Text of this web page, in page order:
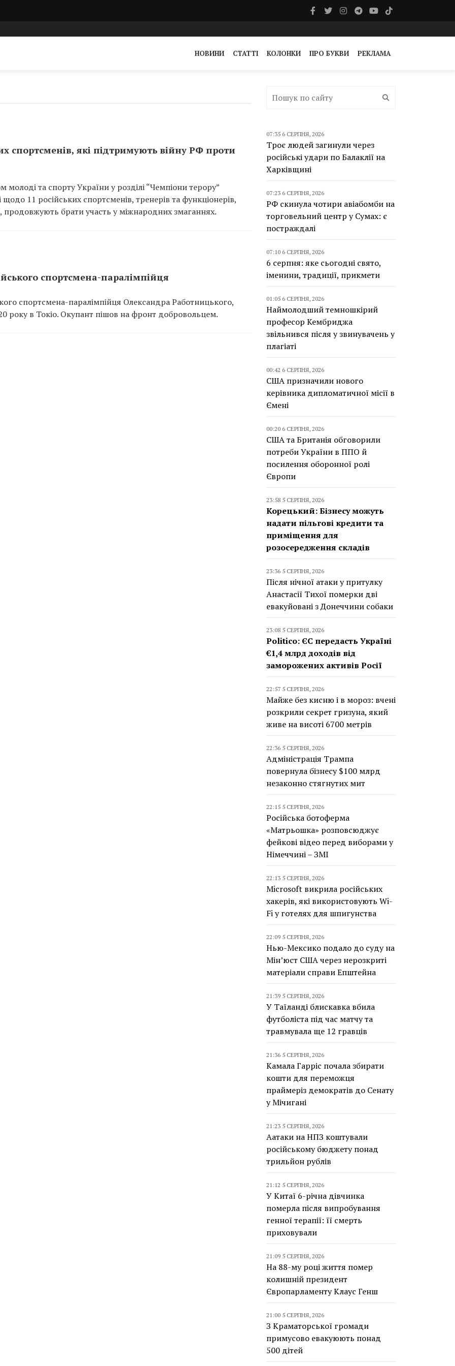
НОВИНИ СТАТТІ КОЛОНКИ ПРО БУКВИ РЕКЛАМА
спортсменів, які підтримують війну РФ проти
молоді та спорту України у розділі “Чемпіони терору”
11 російських спортсменів, тренерів та функціонерів,
продовжують брати участь у міжнародних змаганнях.
спортсмена-паралімпійця
спортсмена-паралімпійця Олександра Работницького,
року в Токіо. Окупант пішов на фронт добровольцем.
07:35 6 СЕРПНЯ, 2026
Троє людей загинули через
російські удари по Балаклії на
Харківщині
07:23 6 СЕРПНЯ, 2026
РФ скинула чотири авіабомби на
торговельний центр у Сумах: є
постраждалі
07:10 6 СЕРПНЯ, 2026
6 серпня: яке сьогодні свято,
іменини, традиції, прикмети
01:05 6 СЕРПНЯ, 2026
Наймолодший темношкірий
професор Кембриджа
звільнився після у звинувачень у
плагіаті
00:42 6 СЕРПНЯ, 2026
США призначили нового
керівника дипломатичної місії в
Ємені
00:20 6 СЕРПНЯ, 2026
США та Британія обговорили
потреби України в ППО й
посилення оборонної ролі
Європи
23:58 5 СЕРПНЯ, 2026
Корецький: Бізнесу можуть
надати пільгові кредити та
приміщення для
розосередження складів
23:36 5 СЕРПНЯ, 2026
Після нічної атаки у притулку
Анастасії Тихої померки дві
евакуйовані з Донеччини собаки
23:08 5 СЕРПНЯ, 2026
Politico: ЄС передасть Україні
€1,4 млрд доходів від
заморожених активів Росії
22:57 5 СЕРПНЯ, 2026
Майже без кисню і в мороз: вчені
розкрили секрет гризуна, який
живе на висоті 6700 метрів
22:36 5 СЕРПНЯ, 2026
Адміністрація Трампа
повернула бізнесу $100 млрд
незаконно стягнутих мит
22:15 5 СЕРПНЯ, 2026
Російська ботоферма
«Матрьошка» розповсюджує
фейкові відео перед виборами у
Німеччині – ЗМІ
22:13 5 СЕРПНЯ, 2026
Microsoft викрила російських
хакерів, які використовують Wi-
Fi у готелях для шпигунства
22:09 5 СЕРПНЯ, 2026
Нью-Мексико подало до суду на
Мін’юст США через нерозкриті
матеріали справи Епштейна
21:39 5 СЕРПНЯ, 2026
У Таїланді блискавка вбила
футболіста під час матчу та
травмувала ще 12 гравців
21:36 5 СЕРПНЯ, 2026
Камала Гарріс почала збирати
кошти для переможця
праймеріз демократів до Сенату
у Мічигані
21:23 5 СЕРПНЯ, 2026
Аатаки на НПЗ коштували
російському бюджету понад
трильйон рублів
21:12 5 СЕРПНЯ, 2026
У Китаї 6-річна дівчинка
померла після випробування
генної терапії: її смерть
приховували
21:09 5 СЕРПНЯ, 2026
На 88-му році життя помер
колишній президент
Європарламенту Клаус Генш
21:00 5 СЕРПНЯ, 2026
З Краматорської громади
примусово евакуюють понад
500 дітей